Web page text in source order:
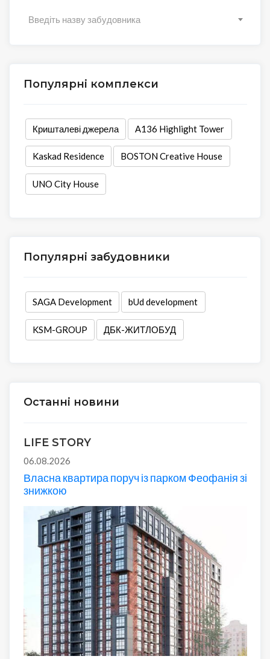
Введіть назву забудовника
Популярні комплекси
Кришталеві джерела А136 Highlight Tower
Kaskad Residence BOSTON Creative House
UNO City House
Популярні забудовники
SAGA Development bUd development
KSM-GROUP ДБК-ЖИТЛОБУД
Останні новини
LIFE STORY
06.08.2026
Власна квартира поруч із парком Феофанія зі
знижкою